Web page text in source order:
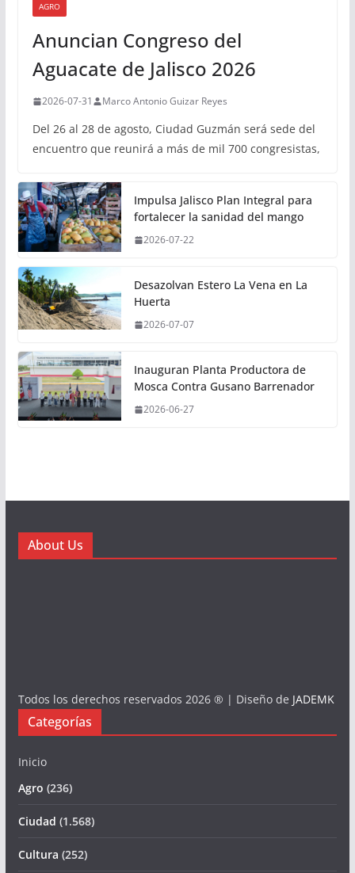
AGRO
Anuncian Congreso del
Aguacate de Jalisco 2026
2026-07-31 Marco Antonio Guizar Reyes
Del 26 al 28 de agosto, Ciudad Guzmán será sede del
encuentro que reunirá a más de mil 700 congresistas,
Impulsa Jalisco Plan Integral para
fortalecer la sanidad del mango
2026-07-22
Desazolvan Estero La Vena en La
Huerta
2026-07-07
Inauguran Planta Productora de
Mosca Contra Gusano Barrenador
2026-06-27
About Us
Todos los derechos reservados 2026 ® | Diseño de JADEMK
Categorías
Inicio
Agro (236)
Ciudad (1.568)
Cultura (252)